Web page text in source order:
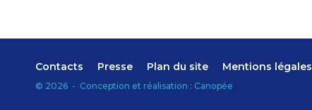
Contacts Presse Plan du site Mentions légales
© 2026 - Conception et réalisation : Canopée